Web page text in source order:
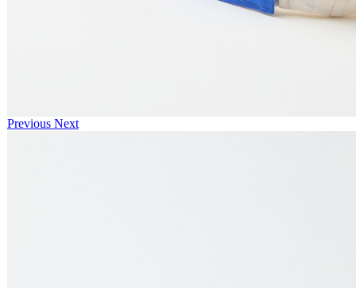
Previous Next